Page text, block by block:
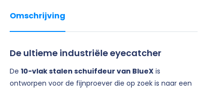
Omschrijving
De ultieme industriële eyecatcher
De 10-vlak stalen schuifdeur van BlueX is
ontworpen voor de fijnproever die op zoek is naar een